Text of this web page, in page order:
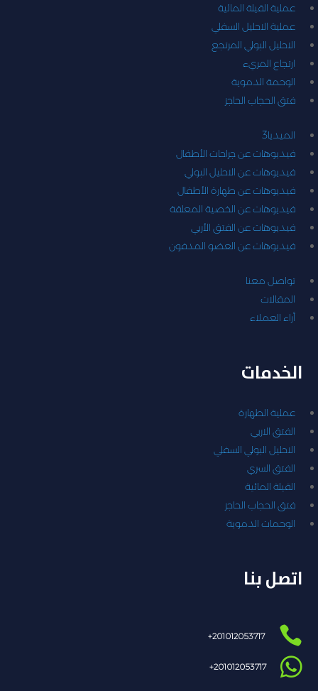
اتصل بنا

201012053717+

201012053717+
الخدمات
عملية الطهارة
الفتق الاربي
الاحليل البولي السفلي
الفتق السري
القيلة المائية
فتق الحجاب الحاجز
الوحمات الدموية
عملية القيلة المائية
عملية الاحليل السفلي
الاحليل البولي المرتجع
ارتجاع المريء
الوحمة الدموية
فتق الحجاب الحاجز
الميديا3
فيديوهات عن جراحات الأطفال
فيديوهات عن الاحليل البولي
فيديوهات عن طهارة الأطفال
فيديوهات عن الخصية المعلقة
فيديوهات عن الفتق الأربي
فيديوهات عن العضو المدفون
تواصل معنا
المقالات
أراء العملاء